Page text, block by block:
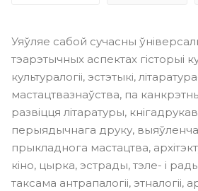
Уяўляе сабой сучасны
тэарэтычных аспектах гісторыі
культуралогіі, эстэтыкі,
мастацтвазнаўства, па
развіцця літаратуры,
перыядычнага друку,
прыкладнога мастацтва,
кіно, цырка, эстрады, тэле- і
таксама антрапалогіі, этналогіі,